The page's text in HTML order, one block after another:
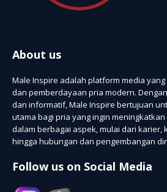
About us
Male Inspire adalah platform media
dan pemberdayaan pria modern.
dan informatif, Male Inspire bertujuan
utama bagi pria yang ingin
dalam berbagai aspek, mulai dari karier,
hingga hubungan dan pengembangan
Follow us on Social Media